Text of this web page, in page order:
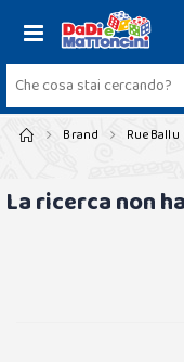
Brand RueBallu
La ricerca non